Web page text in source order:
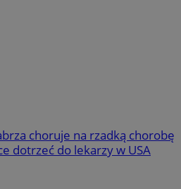
choruje na rzadką chorobę
dotrzeć do lekarzy w USA